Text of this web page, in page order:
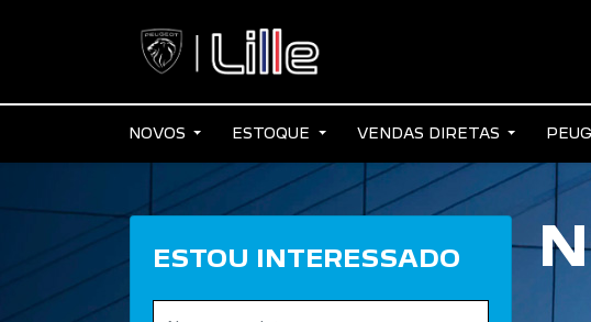
NOVOS ESTOQUE VENDAS DIRETAS
ESTOU INTERESSADO